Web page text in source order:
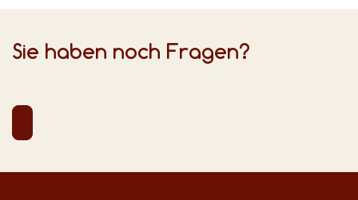
Sie haben noch Fragen?